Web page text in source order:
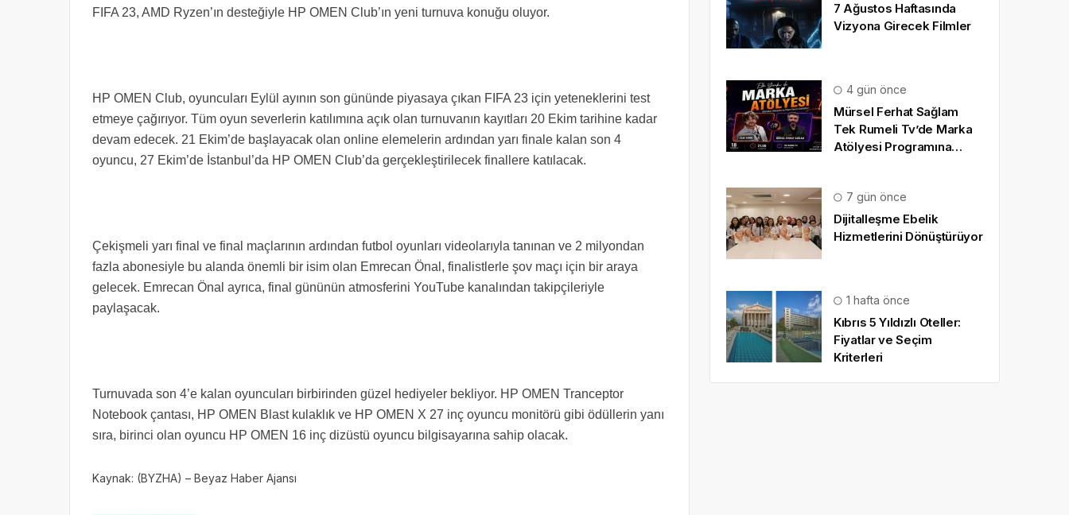
FIFA 23, AMD Ryzen’ın desteğiyle HP OMEN Club’ın yeni turnuva konuğu oluyor.
HP OMEN Club, oyuncuları Eylül ayının son gününde piyasaya çıkan FIFA 23 için yeteneklerini test
etmeye çağırıyor. Tüm oyun severlerin katılımına açık olan turnuvanın kayıtları 20 Ekim tarihine kadar
devam edecek. 21 Ekim’de başlayacak olan online elemelerin ardından yarı finale kalan son 4
oyuncu, 27 Ekim’de İstanbul’da HP OMEN Club’da gerçekleştirilecek finallere katılacak.
Çekişmeli yarı final ve final maçlarının ardından futbol oyunları videolarıyla tanınan ve 2 milyondan
fazla abonesiyle bu alanda önemli bir isim olan Emrecan Önal, finalistlerle şov maçı için bir araya
gelecek. Emrecan Önal ayrıca, final gününün atmosferini YouTube kanalından takipçileriyle
paylaşacak.
Turnuvada son 4’e kalan oyuncuları birbirinden güzel hediyeler bekliyor. HP OMEN Tranceptor
Notebook çantası, HP OMEN Blast kulaklık ve HP OMEN X 27 inç oyuncu monitörü gibi ödüllerin yanı
sıra, birinci olan oyuncu HP OMEN 16 inç dizüstü oyuncu bilgisayarına sahip olacak.
Kaynak: (BYZHA) – Beyaz Haber Ajansı
7 Ağustos Haftasında
Vizyona Girecek Filmler
4 gün önce
Mürsel Ferhat Sağlam
Tek Rumeli Tv’de Marka
Atölyesi Programına
7 gün önce
Dijitalleşme Ebelik
Hizmetlerini Dönüştürüyor
1 hafta önce
Kıbrıs 5 Yıldızlı Oteller:
Fiyatlar ve Seçim
Kriterleri